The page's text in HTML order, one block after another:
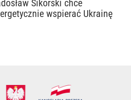
Sikorski chce
wspierać Ukrainę